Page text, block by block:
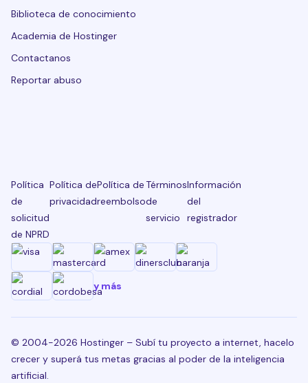
Biblioteca de conocimiento
Academia de Hostinger
Contactanos
Reportar abuso
Política
de
solicitud
de NPRD
Política de
privacidad
Política de
reembolso
Términos
de
servicio
Información
del
registrador
y más
© 2004-2026 Hostinger – Subí tu proyecto a internet, hacelo
crecer y superá tus metas gracias al poder de la inteligencia
artificial.